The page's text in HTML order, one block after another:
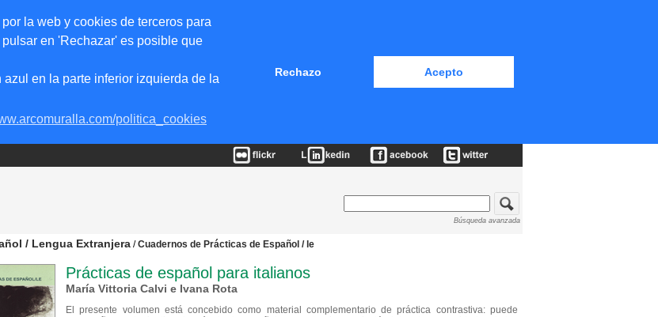
la web y cookies de terceros para
en 'Rechazar' es posible que
en la parte inferior izquierda de la
politica_cookies
Rechazo Acepto
Búsqueda avanzada
/ Lengua Extranjera /Cuadernos de Prácticas de Español / le
Prácticas de español para italianos
María Vittoria Calvi e Ivana Rota
El presente volumen está concebido como material complementario de práctica contrastiva: puede